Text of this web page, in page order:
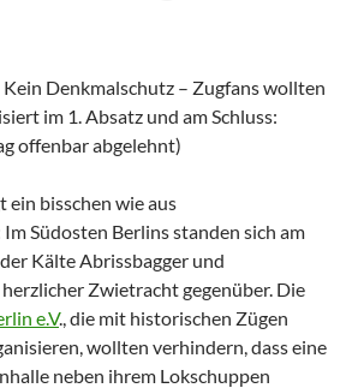
Denkmalschutz – Zugfans wollten
im 1. Absatz und am Schluss:
offenbar abgelehnt)
ein bisschen wie aus
Südosten Berlins standen sich am
Kälte Abrissbagger und
Zwietracht gegenüber. Die
e.V., die mit historischen Zügen
wollten verhindern, dass eine
neben ihrem Lokschuppen